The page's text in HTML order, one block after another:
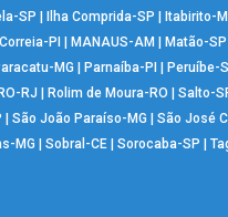
SP | Ilha Comprida-SP | Itabirito-
PI | MANAUS-AM | Matão-SP
MG | Parnaíba-PI | Peruíbe-
RJ | Rolim de Moura-RO | Salto-
| São João Paraíso-MG | São José
MG | Sobral-CE| Sorocaba-SP |